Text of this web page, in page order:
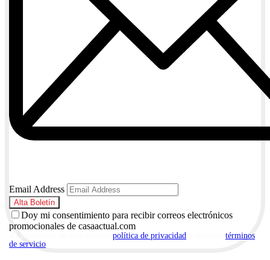
Email Address
Doy mi consentimiento para recibir correos electrónicos
promocionales de casaactual.com
política de privacidad
términos
de servicio